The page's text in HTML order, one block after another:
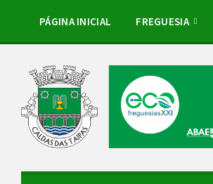
sidebar
PÁGINA INICIAL FREGUESIA